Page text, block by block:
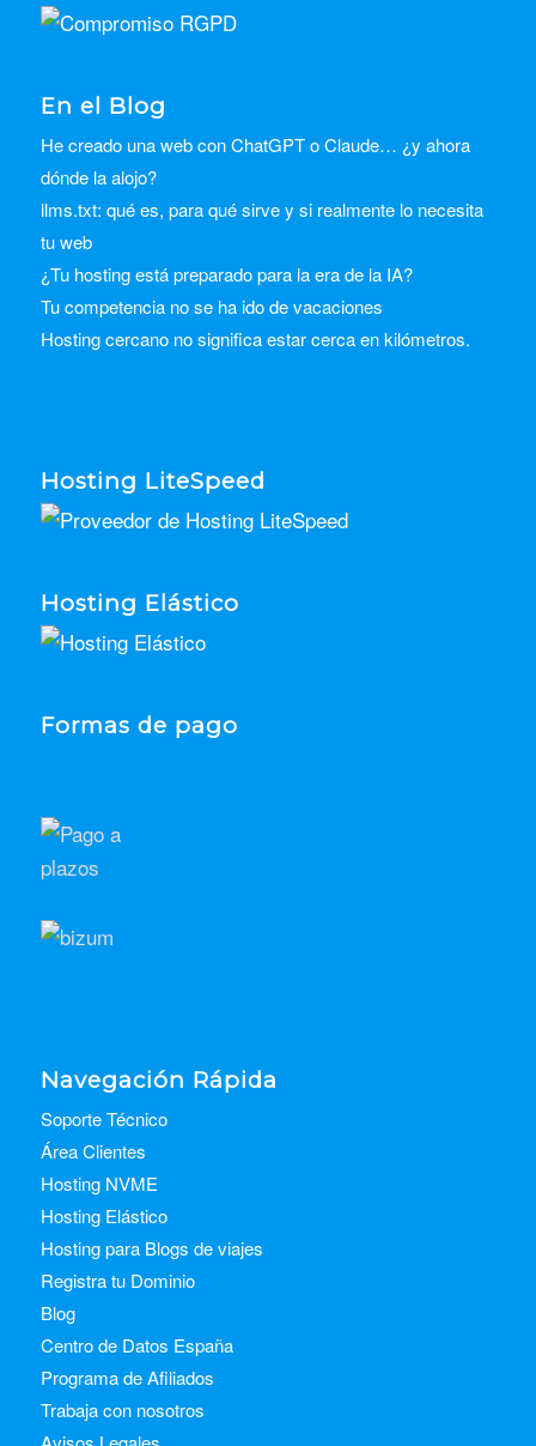
En el Blog
He creado una web con ChatGPT o Claude… ¿y ahora
dónde la alojo?
llms.txt: qué es, para qué sirve y si realmente lo necesita
tu web
¿Tu hosting está preparado para la era de la IA?
Tu competencia no se ha ido de vacaciones
Hosting cercano no significa estar cerca en kilómetros.
Hosting LiteSpeed
Hosting Elástico
Formas de pago
Navegación Rápida
Soporte Técnico
Área Clientes
Hosting NVME
Hosting Elástico
Hosting para Blogs de viajes
Registra tu Dominio
Blog
Centro de Datos España
Programa de Afiliados
Trabaja con nosotros